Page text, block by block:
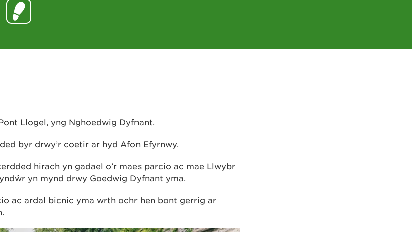
Llogel, yng Nghoedwig Dyfnant.
byr drwy’r coetir ar hyd Afon Efyrnwy.
hirach yn gadael o’r maes parcio ac mae Llwybr
yn mynd drwy Goedwig Dyfnant yma.
ac ardal bicnic yma wrth ochr hen bont gerrig ar